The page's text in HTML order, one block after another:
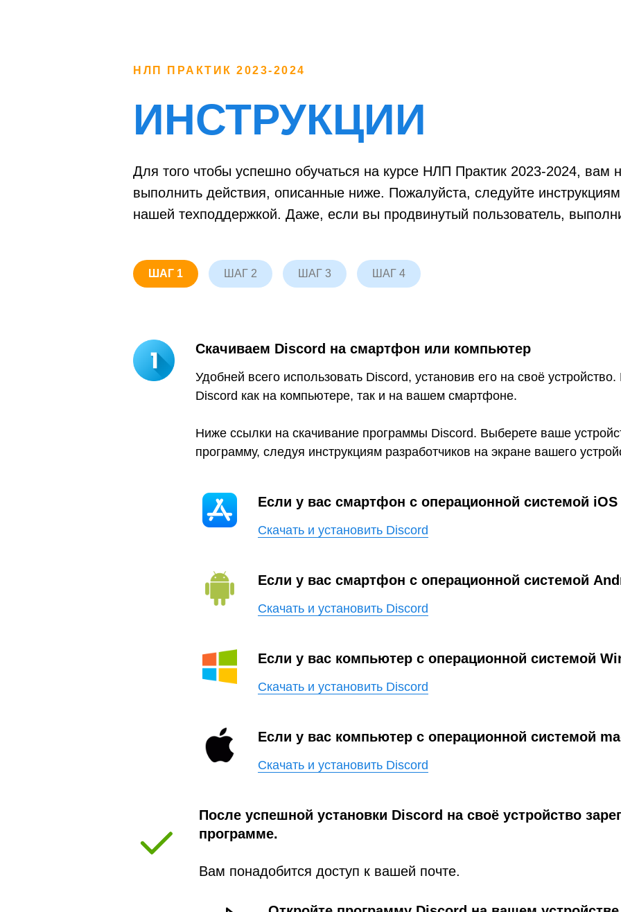
НЛП ПРАКТИК 2023-2024
ИНСТРУКЦИИ
Для того чтобы успешно обучаться на курсе НЛП Практик 2023-2024, вам
выполнить действия, описанные ниже. Пожалуйста, следуйте
нашей техподдержкой. Даже, если вы продвинутый пользователь,
ШАГ 1 ШАГ 2 ШАГ 3 ШАГ 4
Скачиваем Discord на смартфон или компьютер
Удобней всего использовать Discord, установив его на своё
Discord как на компьютере, так и на вашем смартфоне.
Ниже ссылки на скачивание программы Discord. Выберете ваше
программу, следуя инструкциям разработчиков на экране вашего
Если у вас смартфон с операционной системой iOS
Скачать и установить Discord
Если у вас смартфон с операционной системой
Скачать и установить Discord
Если у вас компьютер с операционной системой
Скачать и установить Discord
Если у вас компьютер с операционной системой
Скачать и установить Discord
После успешной установки Discord на своё устройство
программе.
Вам понадобится доступ к вашей почте.